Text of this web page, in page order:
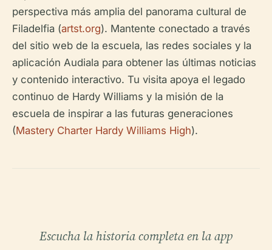
perspectiva más amplia del panorama cultural de
Filadelfia (artst.org). Mantente conectado a través
del sitio web de la escuela, las redes sociales y la
aplicación Audiala para obtener las últimas noticias
y contenido interactivo. Tu visita apoya el legado
continuo de Hardy Williams y la misión de la
escuela de inspirar a las futuras generaciones
(Mastery Charter Hardy Williams High).
Escucha la historia completa en la app